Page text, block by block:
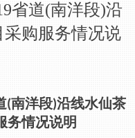
(南洋段)沿线水仙茶
务情况说明
省道(南洋段)沿
购服务情况说